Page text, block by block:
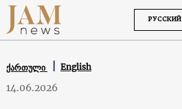
РУССКИЙ
ქართული English
14.06.2026